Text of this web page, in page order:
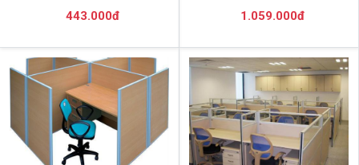
443.000đ 1.059.000đ